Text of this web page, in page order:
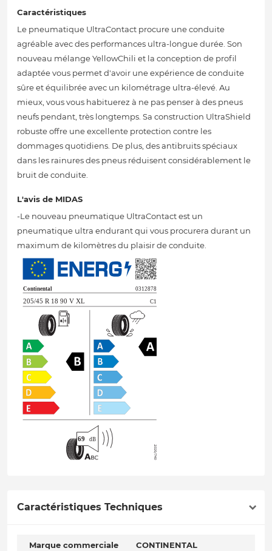
Caractéristiques
Le pneumatique UltraContact procure une conduite
agréable avec des performances ultra-longue durée. Son
nouveau mélange YellowChili et la conception de profil
adaptée vous permet d'avoir une expérience de conduite
sûre et équilibrée avec un kilométrage ultra-élevé. Au
mieux, vous vous habituerez à ne pas penser à des pneus
neufs pendant, très longtemps. Sa construction UltraShield
robuste offre une excellente protection contre les
dommages quotidiens. De plus, des antibruits spéciaux
dans les rainures des pneus réduisent considérablement le
bruit de conduite.
L'avis de MIDAS
-Le nouveau pneumatique UltraContact est un
pneumatique ultra endurant qui vous procurera durant un
maximum de kilomètres du plaisir de conduite.
Caractéristiques Techniques
Marque commerciale CONTINENTAL